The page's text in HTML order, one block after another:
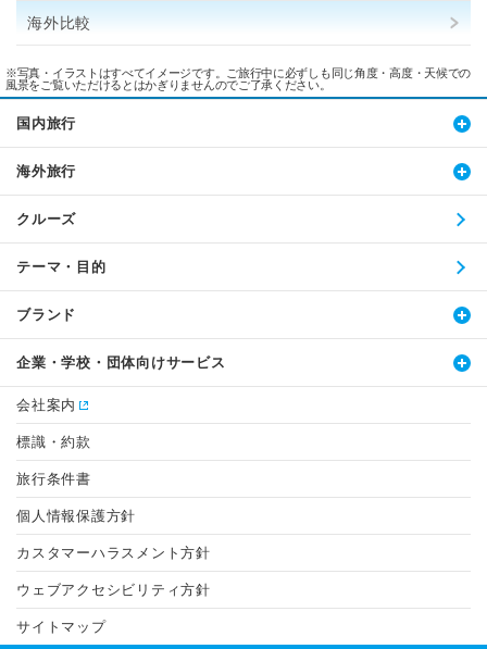
海外比較
※写真・イラストはすべてイメージです。ご旅行中に必ずしも同じ角度・高度・天候での
風景をご覧いただけるとはかぎりませんのでご了承ください。
国内旅行
海外旅行
クルーズ
テーマ・目的
ブランド
企業・学校・団体向けサービス
会社案内
標識・約款
旅行条件書
個人情報保護方針
カスタマーハラスメント方針
ウェブアクセシビリティ方針
サイトマップ